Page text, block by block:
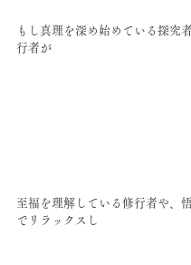
もし真理を深め始めている探究
行者が
至福を理解している修行者や、
でリラックスし